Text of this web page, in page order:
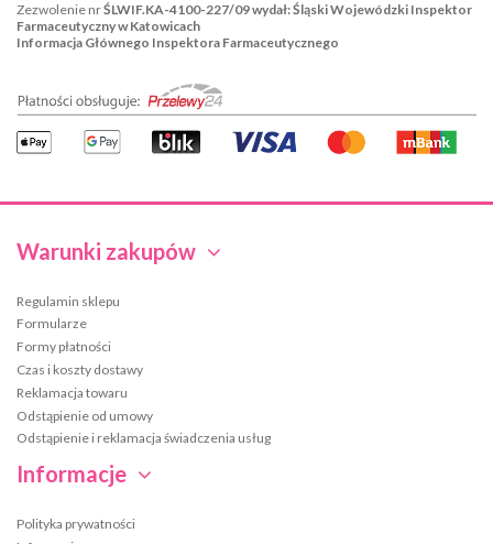
Warunki zakupów
Regulamin sklepu
Formularze
Formy płatności
Czas i koszty dostawy
Reklamacja towaru
Odstąpienie od umowy
Odstąpienie i reklamacja świadczenia usług
Informacje
Polityka prywatności
Zezwolenie nrŚLWIF.KA-4100-227/09 wydał: Śląski Wojewódzki Inspektor
Farmaceutyczny w Katowicach
Informacja Głównego Inspektora Farmaceutycznego